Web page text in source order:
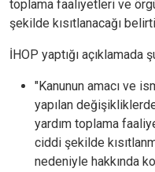
toplama faaliyetleri ve
şekilde kısıtlanacağı
İHOP yaptığı açıklamada
"Kanunun amacı ve
yapılan
yardım toplama
ciddi şekilde
nedeniyle hakkında